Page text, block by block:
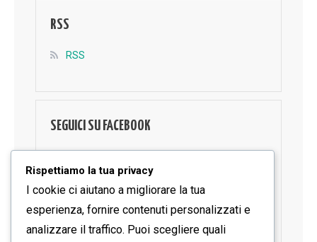
RSS
RSS
SEGUICI SU FACEBOOK
Rispettiamo la tua privacy
I cookie ci aiutano a migliorare la tua
esperienza, fornire contenuti personalizzati e
analizzare il traffico. Puoi scegliere quali